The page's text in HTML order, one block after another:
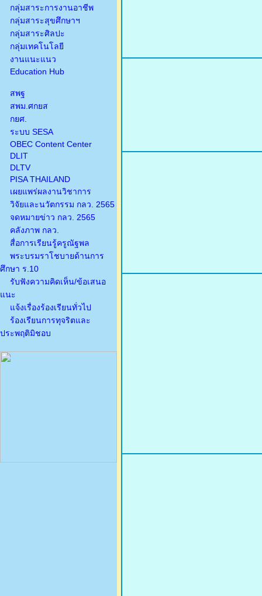
กลุ่มสาระการงานอาชีพ
กลุ่มสาระสุขศึกษาฯ
กลุ่มสาระศิลปะ
กลุ่มเทคโนโลยี
งานแนะแนว
Education Hub
สพฐ
สพม.ศกยส
กยศ.
ระบบ SESA
OBEC Content Center
DLIT
DLTV
PISA THAILAND
เผยแพร่ผลงานวิชาการ
วิจัยและนวัตกรรม กลว. 2565
จดหมายข่าว กลว. 2565
คลังภาพ กลว.
สื่อการเรียนรู้ครูณัฐพล
พระบรมราโชบายด้านการ
ศึกษา ร.10
รับฟังความคิดเห็น/ข้อเสนอ
แนะ
แจ้งเรื่องร้องเรียนทั่วไป
ร้องเรียนการทุจริตและ
ประพฤติมิชอบ